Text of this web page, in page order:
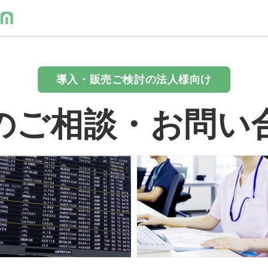
導入・販売ご検討の法人様向け
ご相談・お問い